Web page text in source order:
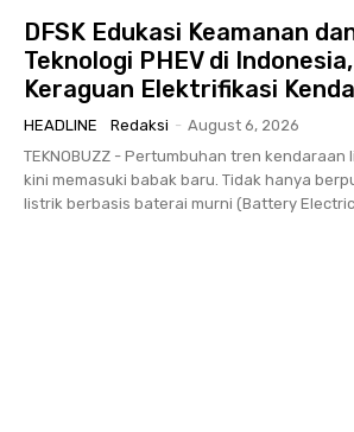
DFSK Edukasi Keamanan
Teknologi PHEV di
Keraguan Elektrifikasi
HEADLINE Redaksi - August 6, 2026
TEKNOBUZZ - Pertumbuhan tren kendaraan
kini memasuki babak baru. Tidak hanya
listrik berbasis baterai murni (Battery Electric